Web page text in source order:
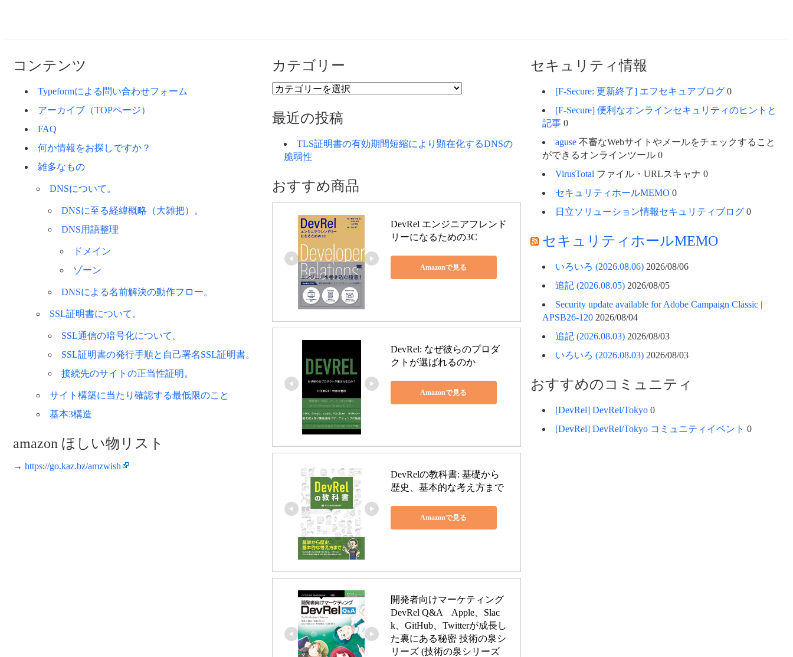
コンテンツ
Typeformによる問い合わせフォーム
アーカイブ（TOPページ）
FAQ
何か情報をお探しですか？
雑多なもの
DNSについて。
DNSに至る経緯概略（大雑把）。
DNS用語整理
ドメイン
ゾーン
DNSによる名前解決の動作フロー。
SSL証明書について。
SSL通信の暗号化について。
SSL証明書の発行手順と自己署名SSL証明書。
接続先のサイトの正当性証明。
サイト構築に当たり確認する最低限のこと
基本3構造
amazon ほしい物リスト
→ https://go.kaz.bz/amzwish
カテゴリー
カ
ゴ
リ
最近の投稿
TLS証明書の有効期間短縮により顕在化するDNSの
脆弱性
おすすめ商品
DevRel エンジニアフレンド
リーになるための3C
Amazonで見る
DevRel: なぜ彼らのプロダ
クトが選ばれるのか
Amazonで見る
DevRelの教科書: 基礎から
歴史、基本的な考え方まで
Amazonで見る
開発者向けマーケティング
DevRel Q&A　Apple、Slac
k、GitHub、Twitterが成長し
た裏にある秘密 技術の泉シ
リーズ (技術の泉シリーズ
セキュリティ情報
[F-Secure: 更新終了] エフセキュアブログ 0
[F-Secure] 便利なオンラインセキュリティのヒントと
記事 0
aguse 不審なWebサイトやメールをチェックすること
ができるオンラインツール 0
VirusTotal ファイル・URLスキャナ 0
セキュリティホールMEMO 0
日立ソリューション情報セキュリティブログ 0
セキュリティホールMEMO
いろいろ (2026.08.06) 2026/08/06
追記 (2026.08.05) 2026/08/05
Security update available for Adobe Campaign Classic |
APSB26-120 2026/08/04
追記 (2026.08.03) 2026/08/03
いろいろ (2026.08.03) 2026/08/03
おすすめのコミュニティ
[DevRel] DevRel/Tokyo 0
[DevRel] DevRel/Tokyo コミュニティイベント 0